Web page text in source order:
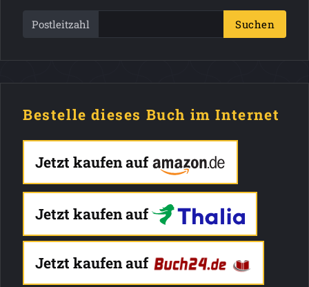
Postleitzahl Suchen
Bestelle dieses Buch im Internet
Jetzt kaufen auf
Jetzt kaufen auf
Jetzt kaufen auf